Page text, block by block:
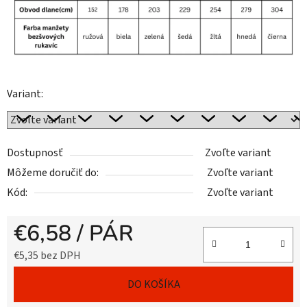
Variant:
Dostupnosť
Zvoľte variant
Môžeme doručiť do:
Zvoľte variant
Kód:
Zvoľte variant
€6,58/ PÁR
€5,35 bez DPH
DO KOŠÍKA